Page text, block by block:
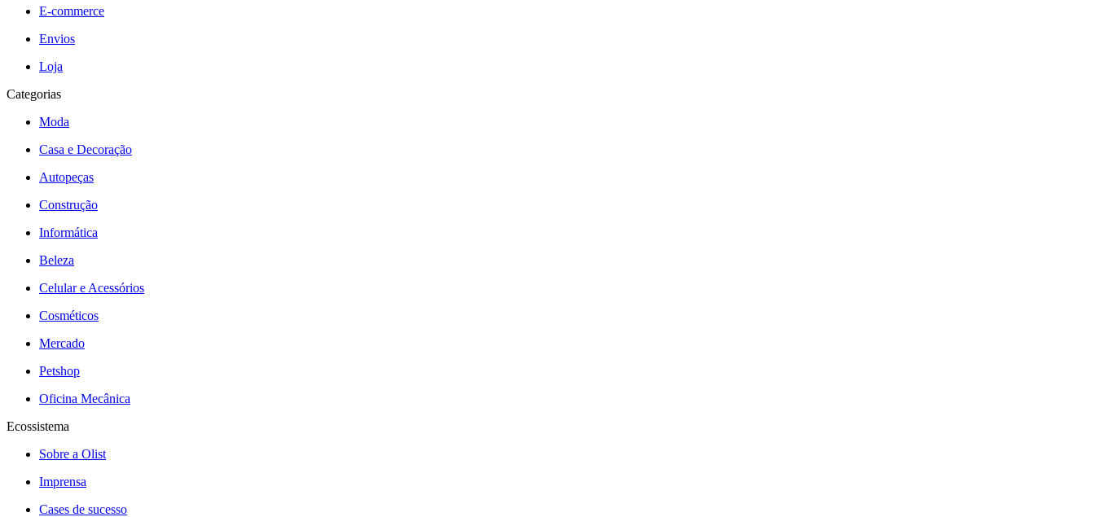
E-commerce
Envios
Loja
Categorias
Moda
Casa e Decoração
Autopeças
Construção
Informática
Beleza
Celular e Acessórios
Cosméticos
Mercado
Petshop
Oficina Mecânica
Ecossistema
Sobre a Olist
Imprensa
Cases de sucesso